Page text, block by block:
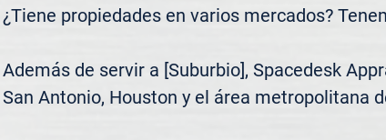
¿Tiene propiedades en varios mercados?
Además de servir a [Suburbio], Spacedesk
San Antonio, Houston y el área metropolitana